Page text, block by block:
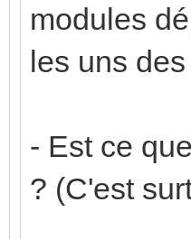
modules
les uns
- Est ce
? (C'est